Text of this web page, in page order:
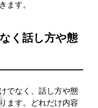
ます。
く話し方や態
でなく、話し方や態
ます。どれだけ内容